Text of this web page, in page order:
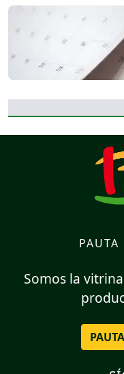
PAUTA
Somos la